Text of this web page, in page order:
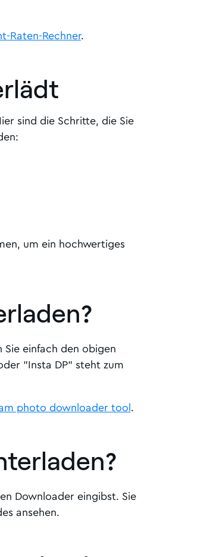
Raten-Rechner.
sind die Schritte, die Sie
um ein hochwertiges
?
Sie einfach den obigen
"Insta DP" steht zum
photo downloader tool.
?
Downloader eingibst. Sie
ansehen.